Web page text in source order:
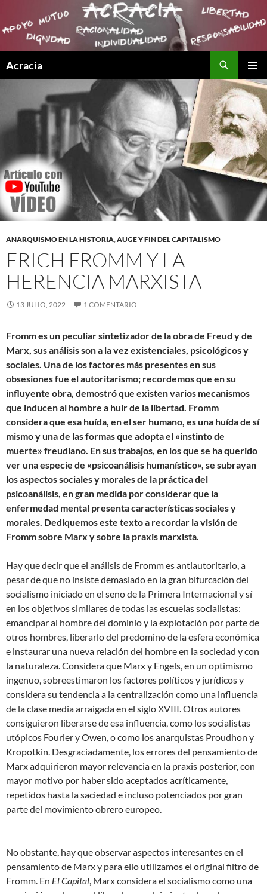
Acracia
MENÚ
CONTENIDO
ANARQUISMO EN LA HISTORIA,AUGE Y FIN DEL CAPITALISMO
ERICH FROMM Y LA
HERENCIA MARXISTA
13 JULIO, 2022 1 COMENTARIO
Fromm es un peculiar sintetizador de la obra de Freud y de
Marx, sus análisis son a la vez existenciales, psicológicos y
sociales. Una de los factores más presentes en sus
obsesiones fue el autoritarismo; recordemos que en su
influyente obra, demostró que existen varios mecanismos
que inducen al hombre a huir de la libertad. Fromm
considera que esa huída, en el ser humano, es una huída de sí
mismo y una de las formas que adopta el «instinto de
muerte» freudiano. En sus trabajos, en los que se ha querido
ver una especie de «psicoanálisis humanístico», se subrayan
los aspectos sociales y morales de la práctica del
psicoanálisis, en gran medida por considerar que la
enfermedad mental presenta características sociales y
morales. Dediquemos este texto a recordar la visión de
Fromm sobre Marx y sobre la praxis marxista.
Hay que decir que el análisis de Fromm es antiautoritario, a
pesar de que no insiste demasiado en la gran bifurcación del
socialismo iniciado en el seno de la Primera Internacional y sí
en los objetivos similares de todas las escuelas socialistas:
emancipar al hombre del dominio y la explotación por parte de
otros hombres, liberarlo del predomino de la esfera económica
e instaurar una nueva relación del hombre en la sociedad y con
la naturaleza. Considera que Marx y Engels, en un optimismo
ingenuo, sobreestimaron los factores políticos y jurídicos y
considera su tendencia a la centralización como una influencia
de la clase media arraigada en el siglo XVIII. Otros autores
consiguieron liberarse de esa influencia, como los socialistas
utópicos Fourier y Owen, o como los anarquistas Proudhon y
Kropotkin. Desgraciadamente, los errores del pensamiento de
Marx adquirieron mayor relevancia en la praxis posterior, con
mayor motivo por haber sido aceptados acríticamente,
repetidos hasta la saciedad e incluso potenciados por gran
parte del movimiento obrero europeo.
No obstante, hay que observar aspectos interesantes en el
pensamiento de Marx y para ello utilizamos el original filtro de
Fromm. En El Capital, Marx considera el socialismo como una